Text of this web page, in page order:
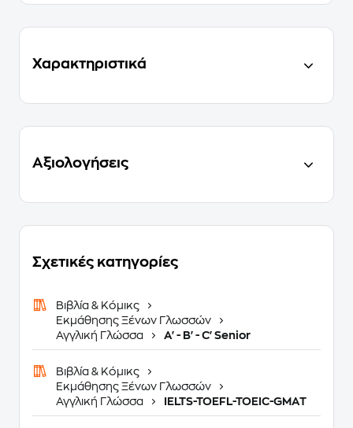
Χαρακτηριστικά
Αξιολογήσεις
Σχετικές κατηγορίες
Βιβλία & Κόμικς
Εκμάθησης Ξένων Γλωσσών
Αγγλική Γλώσσα
A' - B' - C' Senior
Βιβλία & Κόμικς
Εκμάθησης Ξένων Γλωσσών
Αγγλική Γλώσσα
IELTS-TOEFL-TOEIC-GMAT